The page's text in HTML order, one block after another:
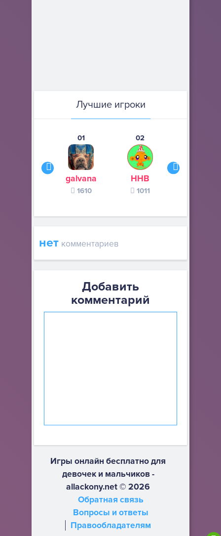
Лучшие игроки
01
galvana
1610
02
ННВ
1011
нет комментариев
Добавить
комментарий
Игры онлайн бесплатно для
девочек и мальчиков -
allackony.net © 2026
Обратная связь
Вопросы и ответы
Правообладателям